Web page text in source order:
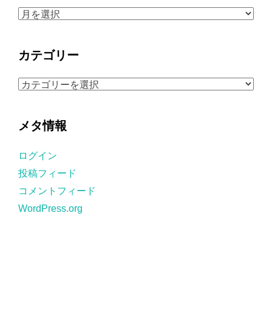
ア
ブ
カテゴリー
カ
ー
メタ情報
ログイン
投稿フィード
コメントフィード
WordPress.org